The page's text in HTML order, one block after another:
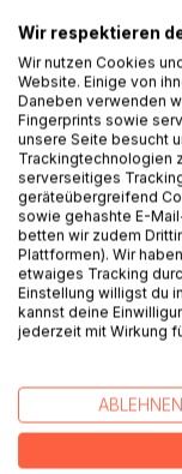
Phoebe und
Friedensbundes
einen reinrassigen
O'Donnel.
und deren
Gefährtenschaft
Werden sie beides
Rhiannons Vater
***
Eve Garvin,
ein Ereignis, vor
muss sie
wurde. Sie findet
auch mit der
Ashton
Wir respektieren
Wir nutzen Cookies
Website. Einige von
Daneben verwenden
Fingerprints sowie
unsere Seite besucht
Trackingtechnologien
serverseitiges
geräteübergreifend
sowie gehashte E-
betten wir zudem
Plattformen). Wir
etwaiges Tracking
Einstellung willigst du
kannst deine
jederzeit mit Wirkung
ABLEHNEN